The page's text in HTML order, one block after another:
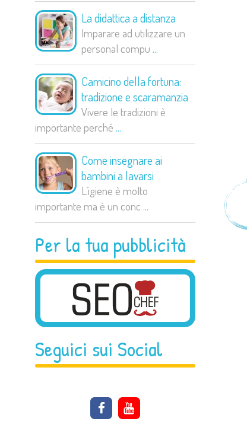
La didattica a distanza
Imparare ad utilizzare un
personal compu ...
Camicino della fortuna:
tradizione e scaramanzia
Vivere le tradizioni è
importante perché ...
Come insegnare ai
bambini a lavarsi
L’igiene è molto
importante ma è un conc ...
Per la tua pubblicità
Seguici sui Social